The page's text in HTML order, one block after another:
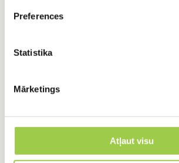
Preferences
Statistika
Mārketings
Atļaut visu
5. Atkritumu pārvaldība un
kompostēšana